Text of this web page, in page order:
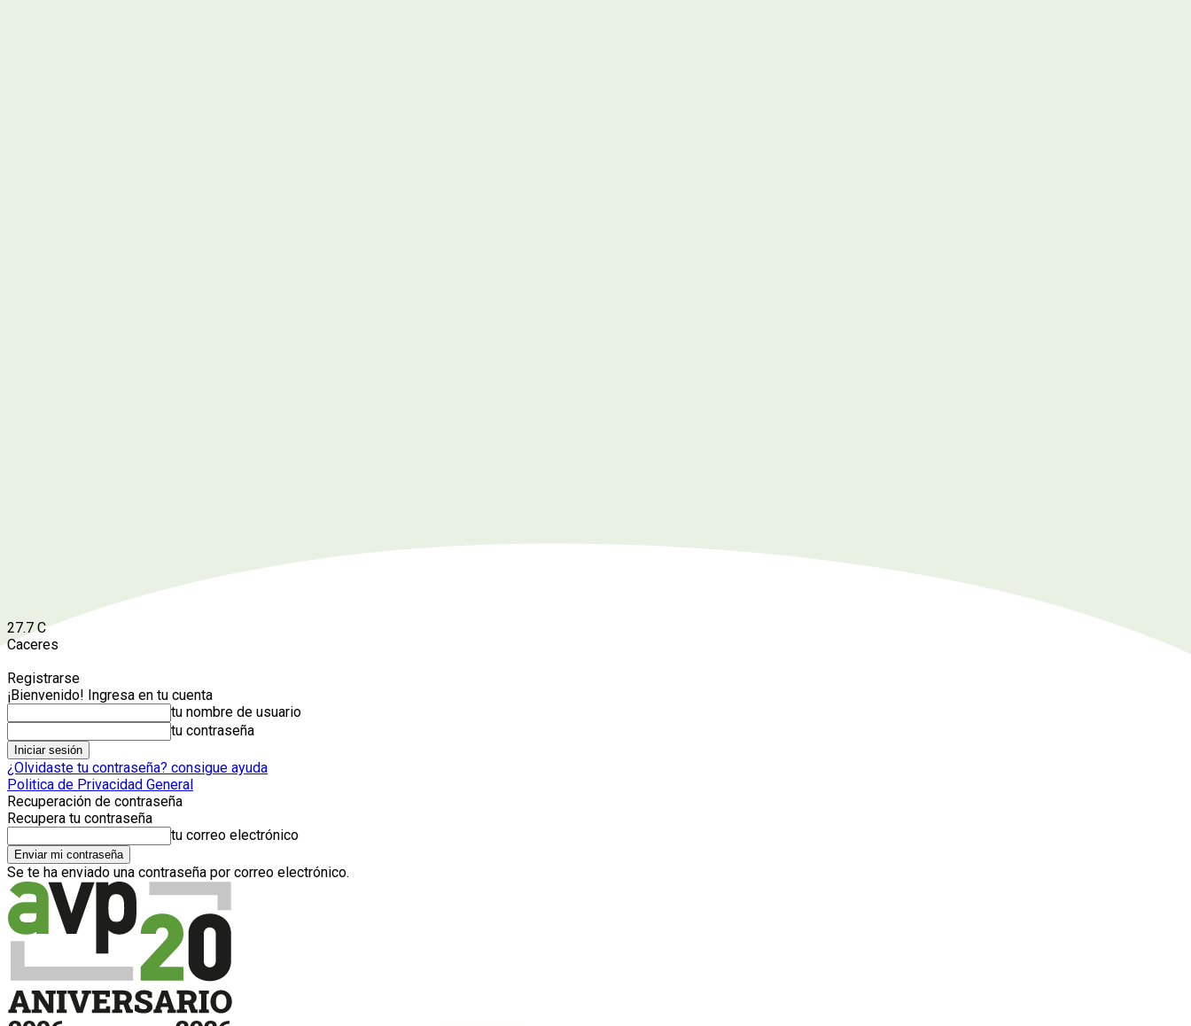
27.7 C
Caceres
Registrarse
¡Bienvenido! Ingresa en tu cuenta
tu nombre de usuario
tu contraseña
¿Olvidaste tu contraseña? consigue ayuda
Politica de Privacidad General
Recuperación de contraseña
Recupera tu contraseña
tu correo electrónico
Se te ha enviado una contraseña por correo electrónico.